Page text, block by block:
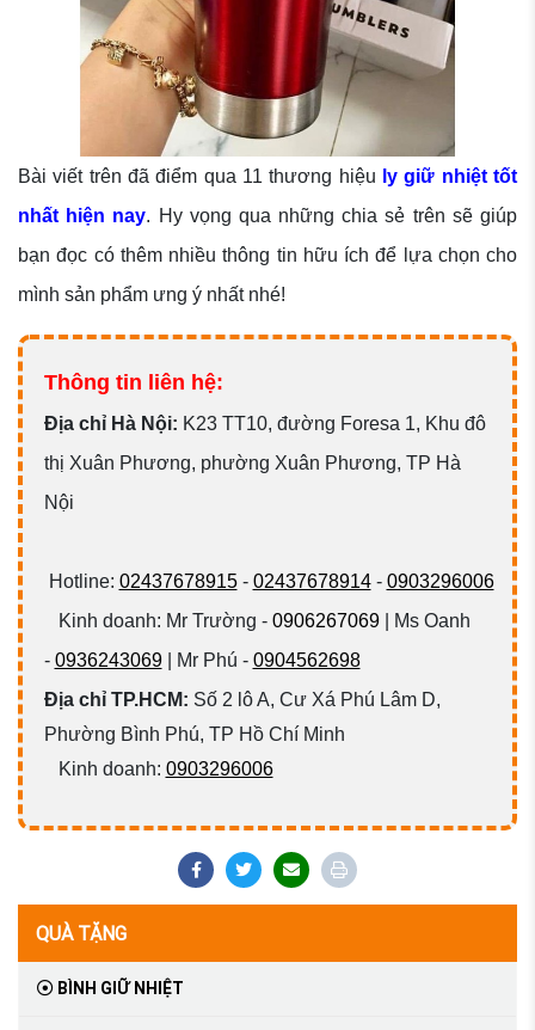
Bài viết trên đã điểm qua 11 thương hiệu ly giữ nhiệt tốt
nhất hiện nay. Hy vọng qua những chia sẻ trên sẽ giúp
bạn đọc có thêm nhiều thông tin hữu ích để lựa chọn cho
mình sản phẩm ưng ý nhất nhé!
Thông tin liên hệ:
Địa chỉ Hà Nội: K23 TT10, đường Foresa 1, Khu đô
thị Xuân Phương, phường Xuân Phương, TP Hà
Nội
Hotline: 02437678915- 02437678914- 0903296006
Kinh doanh: Mr Trường - 0906267069| Ms Oanh
- 0936243069| Mr Phú - 0904562698
Địa chỉ TP.HCM: Số 2 lô A, Cư Xá Phú Lâm D,
Phường Bình Phú, TP Hồ Chí Minh
Kinh doanh: 0903296006
QUÀ TẶNG
BÌNH GIỮ NHIỆT